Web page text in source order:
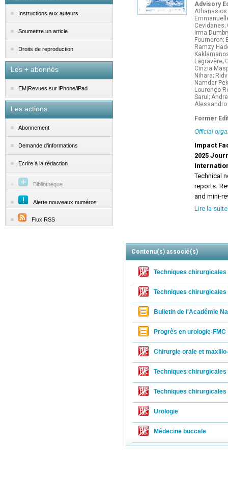
Instructions aux auteurs
Soumettre un article
Droits de reproduction
Les + abonnés
EM|Revues sur iPhone/iPad
Les actions
Abonnement
Demande d'informations
Ecrire à la rédaction
Bibliothèque
Alerte nouveaux numéros
Flux RSS
Advisory
Athanasios
Cevidanes;
Irma
Fourneron;
Ramzy
Lagravère;
Cinzia
Nihara;
Namdar
Lourenço
Sarul;
Alessandro
Former
Official
Impact
2025
Technical
reports.
and mini-
the
Sleep,
All articles
Lire la suite
Contenu(s) associé(s)
Techniques chirurgicales
Techniques chirurgicales
Bulletin de l'Académie
Progrès en urologie-FMC
Chirurgie orale et
Techniques chirurgicales
Techniques
Urologie
Médecine buccale